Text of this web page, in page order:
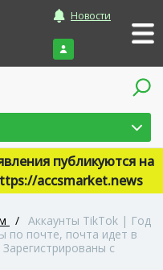
Новости
Войти
публикуются на
accsmarket.news
/ Аккаунты TikTok | Год
по почте, почта идет в
с